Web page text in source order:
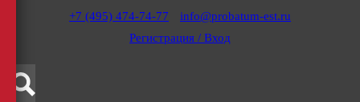
+7 (495) 474-74-77
info@probatum-est.ru
Регистрация / Вход